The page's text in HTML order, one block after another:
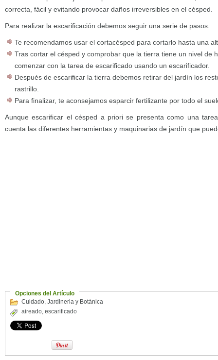
correcta, fácil y evitando provocar daños irreversibles en el césped.
Para realizar la escarificación debemos seguir una serie de pasos:
Te recomendamos usar el cortacésped para cortarlo hasta una
Tras cortar el césped y comprobar que la tierra tiene un nivel de
comenzar con la tarea de escarificado usando un escarificador.
Después de escarificar la tierra debemos retirar del jardín los
rastrillo.
Para finalizar, te aconsejamos esparcir fertilizante por todo el
Aunque escarificar el césped a priori se presenta como una
cuenta las diferentes herramientas y maquinarias de jardín que
Opciones del Artículo
Cuidado, Jardineria y Botánica
aireado, escarificado